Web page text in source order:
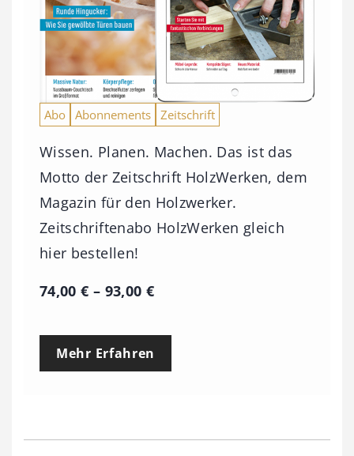
Abo Abonnements Zeitschrift
Wissen. Planen. Machen. Das ist das
Motto der Zeitschrift HolzWerken, dem
Magazin für den Holzwerker.
Zeitschriftenabo HolzWerken gleich
hier bestellen!
74,00€ – 93,00 €P
e
p
Mehr Erfahren